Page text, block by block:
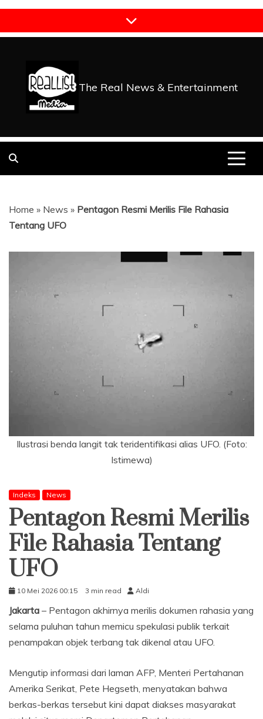
Skip
content
The Real News & Entertainment
Home » News » Pentagon Resmi Merilis File Rahasia
Tentang UFO
Ilustrasi benda langit tak teridentifikasi alias UFO. (Foto:
Istimewa)
Indeks News
Pentagon Resmi Merilis
File Rahasia Tentang
UFO
10 Mei 2026 00:15 3 min read Aldi
Jakarta – Pentagon akhirnya merilis dokumen rahasia yang
selama puluhan tahun memicu spekulasi publik terkait
penampakan objek terbang tak dikenal atau UFO.
Mengutip informasi dari laman AFP, Menteri Pertahanan
Amerika Serikat, Pete Hegseth, menyatakan bahwa
berkas-berkas tersebut kini dapat diakses masyarakat